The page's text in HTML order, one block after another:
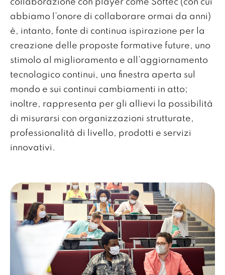
collaborazione con player come Softec (con cui
abbiamo l’onore di collaborare ormai da anni)
è, intanto, fonte di continua ispirazione per la
creazione delle proposte formative future, uno
stimolo al miglioramento e all’aggiornamento
tecnologico continui, una finestra aperta sul
mondo e sui continui cambiamenti in atto;
inoltre, rappresenta per gli allievi la possibilità
di misurarsi con organizzazioni strutturate,
professionalità di livello, prodotti e servizi
innovativi.